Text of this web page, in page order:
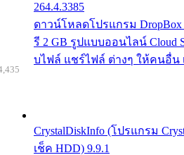
264.4.3385
ดาวน์โหลดโปรแกรม
รี 2 GB รูปแบบออนไลน์ Cloud
บไฟล์ แชร์ไฟล์ ต่างๆ ให้คนอื่น
CrystalDiskInfo (โปรแกรม
เช็ค HDD) 9.9.1